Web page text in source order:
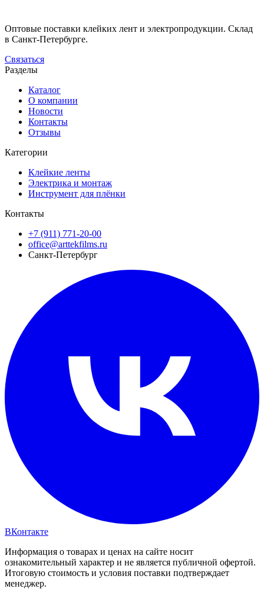
Оптовые поставки клейких лент и электропродукции. Склад
в Санкт-Петербурге.
Связаться
Разделы
Каталог
О компании
Новости
Контакты
Отзывы
Категории
Клейкие ленты
Электрика и монтаж
Инструмент для плёнки
Контакты
+7 (911) 771-20-00
office@arttekfilms.ru
Санкт-Петербург
ВКонтакте
Информация о товарах и ценах на сайте носит
ознакомительный характер и не является публичной офертой.
Итоговую стоимость и условия поставки подтверждает
менеджер.